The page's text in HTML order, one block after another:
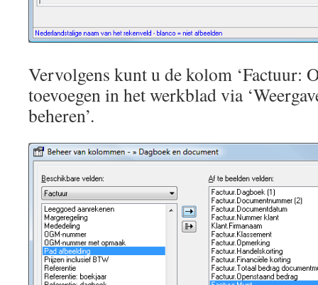
Vervolgens kunt u de kolom ‘Factuur:
toevoegen in het werkblad via
beheren’.